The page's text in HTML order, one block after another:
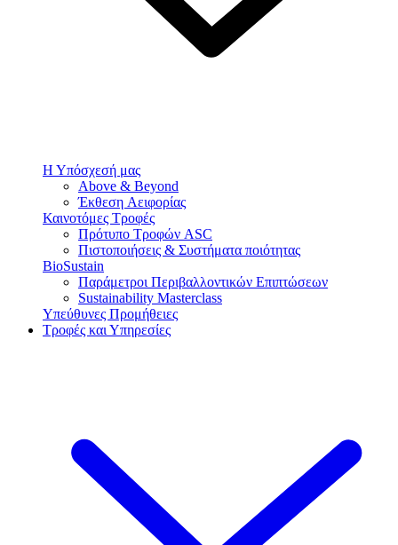
Η Υπόσχεσή μας
Above & Beyond
Έκθεση Αειφορίας
Καινοτόμες Τροφές
Πρότυπο Τροφών ASC
Πιστοποιήσεις & Συστήματα ποιότητας
BioSustain
Παράμετροι Περιβαλλοντικών Επιπτώσεων
Sustainability Masterclass
Υπεύθυνες Προμήθειες
Τροφές και Υπηρεσίες